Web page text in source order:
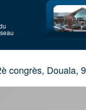
congrès, Douala,